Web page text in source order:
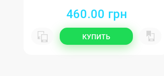
460.00 грн
КУПИТЬ